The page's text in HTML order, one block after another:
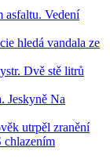
asfaltu. Vedení
hledá vandala ze
Dvě stě litrů
Jeskyně Na
utrpěl zranění
chlazením